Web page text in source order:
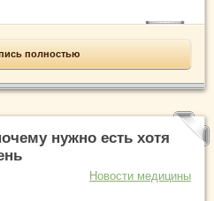
полностью
нужно есть хотя
Новости медицины